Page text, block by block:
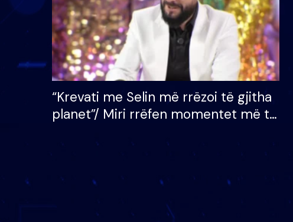
“Krevati me Selin më rrëzoi të gjitha
planet”/ Miri rrëfen momentet më të
mungojë zilja e mëngjesit kur…